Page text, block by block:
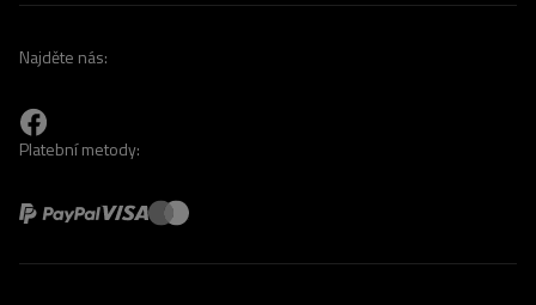
Najděte nás:
Platební metody: